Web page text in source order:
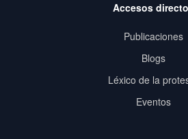
Accesos
Publicaciones
Blogs
Léxico de la
Eventos